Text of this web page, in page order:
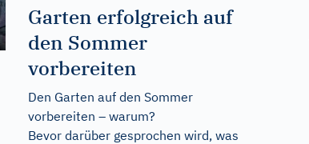
Garten erfolgreich auf
den Sommer
vorbereiten
Den Garten auf den Sommer
vorbereiten – warum?
Bevor darüber gesprochen wird, was